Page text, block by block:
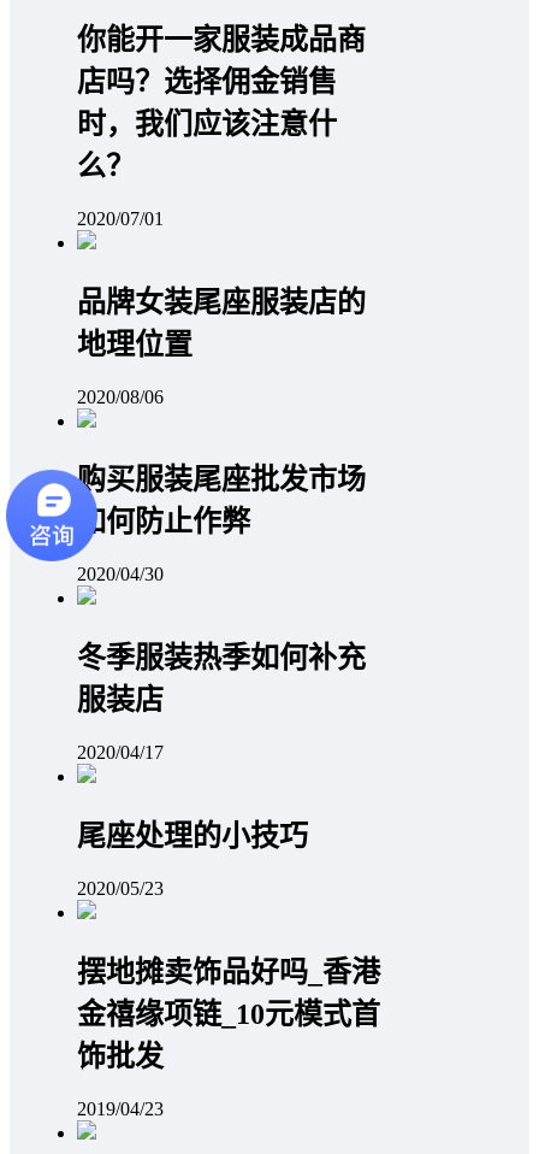
你能开一家服装成品商
店吗？选择佣金销售
时，我们应该注意什
么？
2020/07/01
品牌女装尾座服装店的
地理位置
2020/08/06
购买服装尾座批发市场
如何防止作弊
2020/04/30
冬季服装热季如何补充
服装店
2020/04/17
尾座处理的小技巧
2020/05/23
摆地摊卖饰品好吗_香港
金禧缘项链_10元模式首
饰批发
2019/04/23